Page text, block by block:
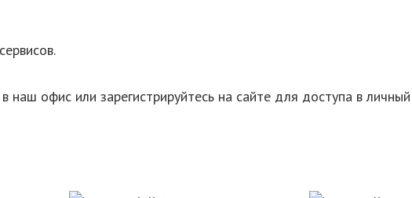
наш офис или зарегистрируйтесь на сайте для доступа в личный